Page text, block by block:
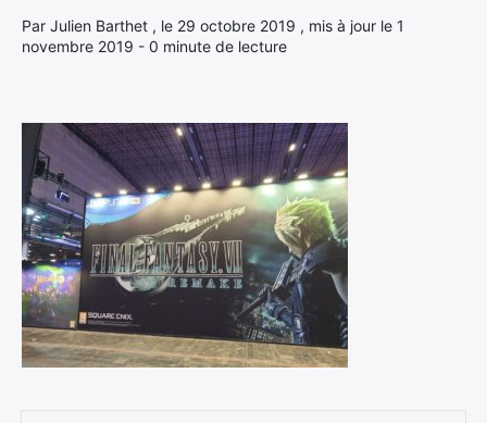
Par Julien Barthet , le 29 octobre 2019 , mis à jour le 1
novembre 2019 - 0 minute de lecture